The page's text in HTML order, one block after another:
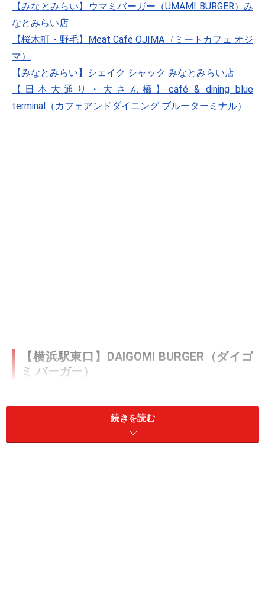
【みなとみらい】ウマミバーガー（UMAMI BURGER）み
なとみらい店
【桜木町・野毛】Meat Cafe OJIMA（ミートカフェ オジ
マ）
【みなとみらい】シェイク シャック みなとみらい店
【日本大通り・大さん橋】café & dining blue
terminal（カフェアンドダイニング ブルーターミナル）
【横浜駅東口】DAIGOMI BURGER（ダイゴ
ミ バーガー）
続きを読む